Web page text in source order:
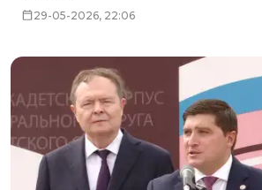
29-05-2026, 22:06